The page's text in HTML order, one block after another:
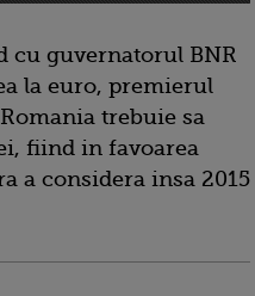
cu guvernatorul BNR
la euro, premierul
trebuie sa
fiind in favoarea
a considera insa 2015